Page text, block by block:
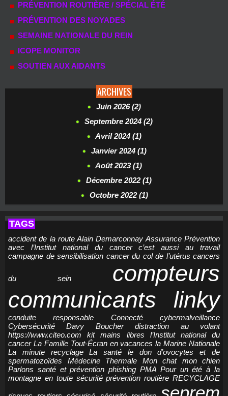
PRÉVENTION ROUTIÈRE / SPÉCIAL ÉTÉ
PRÉVENTION DES NOYADES
SEMAINE NATIONALE DU REIN
ICOPE MONITOR
SOUTIEN AUX AIDANTS
ARCHIVES
Juin 2026 (2)
Septembre 2024 (2)
Avril 2024 (1)
Janvier 2024 (1)
Août 2023 (1)
Décembre 2022 (1)
Octobre 2022 (1)
TAGS
accident de la route Alain Demarconnay Assurance Prévention
avec l’Institut national du cancer
c’est aussi au travail
campagne de sensibilisation cancer du col de l’utérus cancers
du sein
compteurs
communicants linky
conduite responsable Connecté
cybermalveillance
Cybersécurité
Davy Boucher
distraction au volant
https://www.citeo.com
kit mains libres
l’Institut national du
cancer La Famille Tout-Écran en vacances la Marine Nationale
La minute recyclage
La santé
le don d’ovocytes et de
spermatozoïdes
Médecine Thermale Mon chat
mon chien
Parlons santé et prévention phishing PMA Pour un été à la
montagne en toute sécurité prévention routière RECYCLAGE